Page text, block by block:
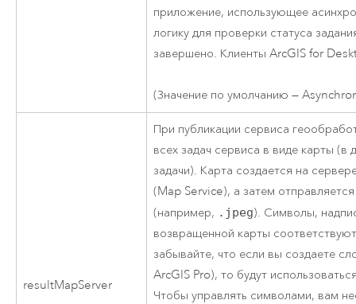
приложение, использующее
логику для проверки статуса
завершено. Клиенты ArcGIS for
(Значение по умолчанию —
resultMapServer
При публикации сервиса
всех задач сервиса в виде карты
задачи). Карта создается на
(Map Service), а затем
(например, .jpeg). Символы,
возвращенной карты
забывайте, что если вы создаете
ArcGIS Pro), то будут
Чтобы управлять символами, вам